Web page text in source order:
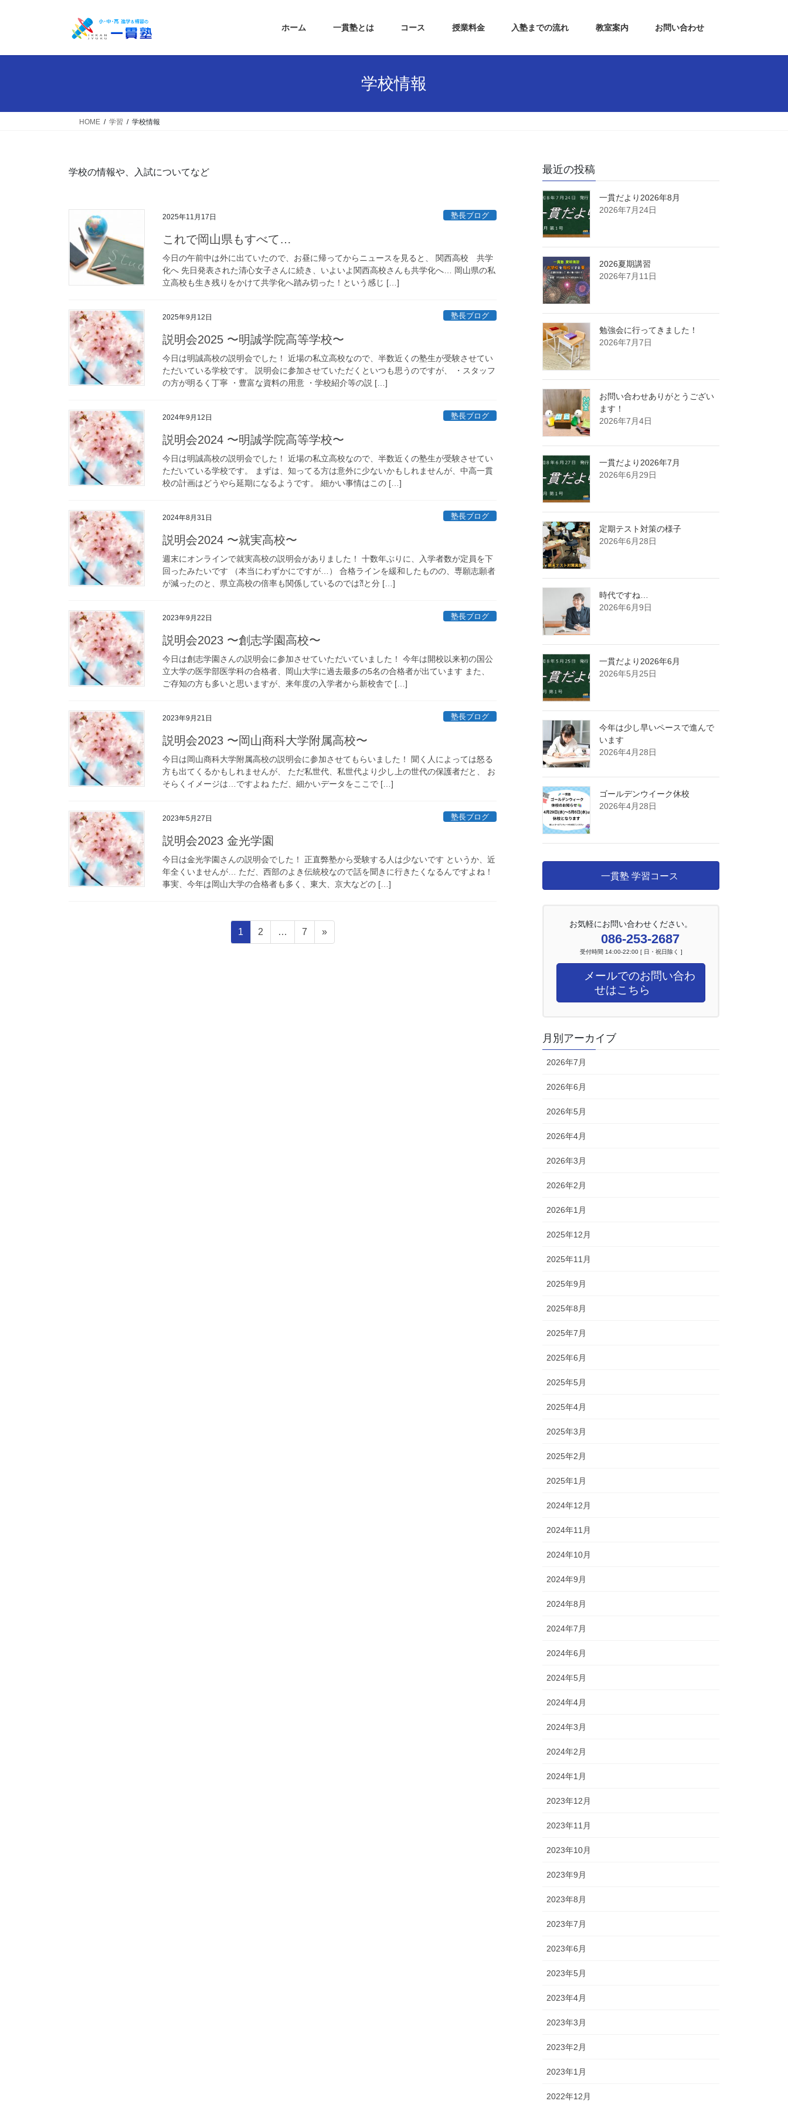
ホーム 一貫塾とは コース 授業料金 入塾までの流れ 教室案内 お問い合わせ
学校情報
HOME 学習 学校情報
学校の情報や、入試についてなど
2025年11月17日 塾長ブログ
これで岡山県もすべて…
今日の午前中は外に出ていたので、お昼に帰ってからニュースを見ると、 関西高校 共学
化へ 先日発表された清心女子さんに続き、いよいよ関西高校さんも共学化へ… 岡山県の私
立高校も生き残りをかけて共学化へ踏み切った！という感じ […]
2025年9月12日 塾長ブログ
説明会2025 〜明誠学院高等学校〜
今日は明誠高校の説明会でした！ 近場の私立高校なので、半数近くの塾生が受験させてい
ただいている学校です。 説明会に参加させていただくといつも思うのですが、 ・スタッフ
の方が明るく丁寧 ・豊富な資料の用意 ・学校紹介等の説 […]
2024年9月12日 塾長ブログ
説明会2024 〜明誠学院高等学校〜
今日は明誠高校の説明会でした！ 近場の私立高校なので、半数近くの塾生が受験させてい
ただいている学校です。 まずは、知ってる方は意外に少ないかもしれませんが、中高一貫
校の計画はどうやら延期になるようです。 細かい事情はこの […]
2024年8月31日 塾長ブログ
説明会2024 〜就実高校〜
週末にオンラインで就実高校の説明会がありました！ 十数年ぶりに、入学者数が定員を下
回ったみたいです （本当にわずかにですが…） 合格ラインを緩和したものの、専願志願者
が減ったのと、県立高校の倍率も関係しているのでは⁈と分 […]
2023年9月22日 塾長ブログ
説明会2023 〜創志学園高校〜
今日は創志学園さんの説明会に参加させていただいていました！ 今年は開校以来初の国公
立大学の医学部医学科の合格者、岡山大学に過去最多の5名の合格者が出ています また、
ご存知の方も多いと思いますが、来年度の入学者から新校舎で […]
2023年9月21日 塾長ブログ
説明会2023 〜岡山商科大学附属高校〜
今日は岡山商科大学附属高校の説明会に参加させてもらいました！ 聞く人によっては怒る
方も出てくるかもしれませんが、 ただ私世代、私世代より少し上の世代の保護者だと、 お
そらくイメージは…ですよね ただ、細かいデータをここで […]
2023年5月27日 塾長ブログ
説明会2023 金光学園
今日は金光学園さんの説明会でした！ 正直弊塾から受験する人は少ないです というか、近
年全くいませんが… ただ、西部のよき伝統校なので話を聞きに行きたくなるんですよね！
事実、今年は岡山大学の合格者も多く、東大、京大などの […]
固
定
1
固
定
2 …
固
定
7 »
最近の投稿
一貫だより2026年8月
2026年7月24日
2026夏期講習
2026年7月11日
勉強会に行ってきました！
2026年7月7日
お問い合わせありがとうござい
ます！
2026年7月4日
一貫だより2026年7月
2026年6月29日
定期テスト対策の様子
2026年6月28日
時代ですね…
2026年6月9日
一貫だより2026年6月
2026年5月25日
今年は少し早いペースで進んで
います
2026年4月28日
ゴールデンウイーク休校
2026年4月28日
一貫塾 学習コース
お気軽にお問い合わせください。
086-253-2687
受付時間 14:00-22:00 [ 日・祝日除く ]
メールでのお問い合わ
せはこちら
月別アーカイブ
2026年7月
2026年6月
2026年5月
2026年4月
2026年3月
2026年2月
2026年1月
2025年12月
2025年11月
2025年9月
2025年8月
2025年7月
2025年6月
2025年5月
2025年4月
2025年3月
2025年2月
2025年1月
2024年12月
2024年11月
2024年10月
2024年9月
2024年8月
2024年7月
2024年6月
2024年5月
2024年4月
2024年3月
2024年2月
2024年1月
2023年12月
2023年11月
2023年10月
2023年9月
2023年8月
2023年7月
2023年6月
2023年5月
2023年4月
2023年3月
2023年2月
2023年1月
2022年12月